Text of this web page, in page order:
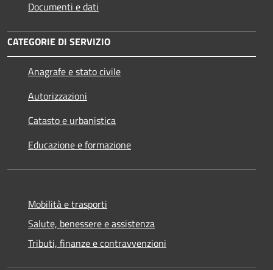
Documenti e dati
CATEGORIE DI SERVIZIO
Anagrafe e stato civile
Autorizzazioni
Catasto e urbanistica
Educazione e formazione
Mobilità e trasporti
Salute, benessere e assistenza
Tributi, finanze e contravvenzioni